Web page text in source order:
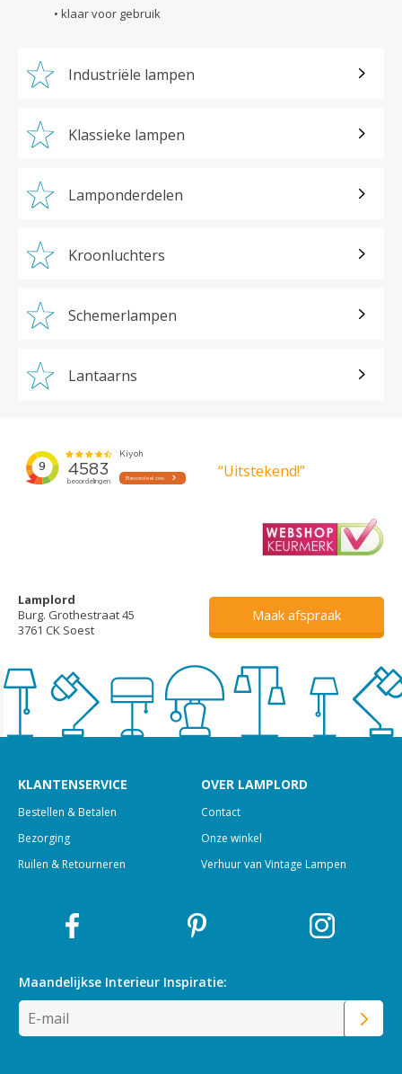
• klaar voor gebruik
Industriële lampen
Klassieke lampen
Lamponderdelen
Kroonluchters
Schemerlampen
Lantaarns
“Uitstekend!”
Lamplord
Burg. Grothestraat 45
3761 CK Soest
Maak afspraak
KLANTENSERVICE
Bestellen & Betalen
Bezorging
Ruilen & Retourneren
OVER LAMPLORD
Contact
Onze winkel
Verhuur van Vintage Lampen
Maandelijkse Interieur Inspiratie: